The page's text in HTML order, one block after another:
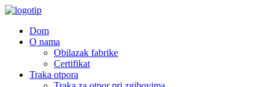
Dom
O nama
Obilazak fabrike
Certifikat
Traka otpora